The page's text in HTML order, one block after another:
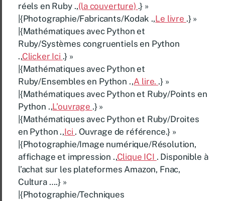
réels en Ruby .,(la couverture) .} »
|{Photographie/Fabricants/Kodak .,Le livre .} »
|{Mathématiques avec Python et
Ruby/Systèmes congruentiels en Python
.,Clicker Ici .} »
|{Mathématiques avec Python et
Ruby/Ensembles en Python .,A lire. .} »
|{Mathématiques avec Python et Ruby/Points en
Python .,L’ouvrage .} »
|{Mathématiques avec Python et Ruby/Droites
en Python .,Ici . Ouvrage de référence.} »
|{Photographie/Image numérique/Résolution,
affichage et impression .,Clique ICI . Disponible à
l’achat sur les plateformes Amazon, Fnac,
Cultura ….} »
|{Photographie/Techniques